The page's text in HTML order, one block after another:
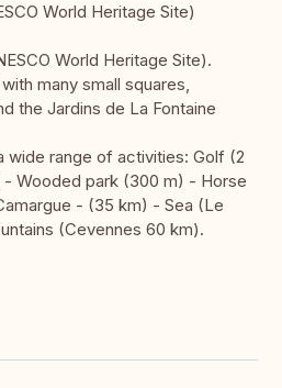
World Heritage Site)
World Heritage Site).
many small squares,
the Jardins de La Fontaine
wide range of activities: Golf (2
Wooded park (300 m) - Horse
- (35 km) - Sea (Le
(Cevennes 60 km).